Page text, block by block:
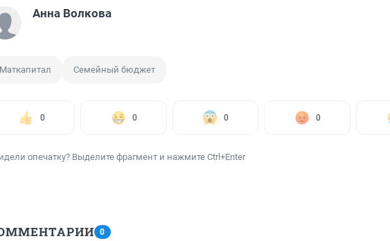
Анна Волкова
Маткапитал Семейный бюджет
0 0 0 0
опечатку? Выделите фрагмент и нажмите Ctrl+Enter
0